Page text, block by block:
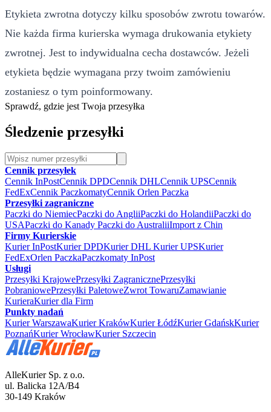
Etykieta zwrotna dotyczy kilku sposobów zwrotu towarów.
Nie każda firma kurierska wymaga drukowania etykiety
zwrotnej. Jest to indywidualna cecha dostawców. Jeżeli
etykieta będzie wymagana przy twoim zamówieniu
zostaniesz o tym poinformowany.
Sprawdź, gdzie jest Twoja przesyłka
Śledzenie przesyłki
Cennik przesyłek
Cennik InPostCennik DPDCennik DHLCennik UPSCennik
FedExCennik PaczkomatyCennik Orlen Paczka
Przesyłki zagraniczne
Paczki do NiemiecPaczki do AngliiPaczki do HolandiiPaczki do
USAPaczki do Kanady Paczki do AustraliiImport z Chin
Firmy Kurierskie
Kurier InPostKurier DPDKurier DHL Kurier UPSKurier
FedExOrlen PaczkaPaczkomaty InPost
Usługi
Przesyłki KrajowePrzesyłki ZagranicznePrzesyłki
PobraniowePrzesyłki PaletoweZwrot TowaruZamawianie
KurieraKurier dla Firm
Punkty nadań
Kurier WarszawaKurier KrakówKurier ŁódźKurier GdańskKurier
PoznańKurier WrocławKurier Szczecin
AlleKurier Sp. z o.o.
ul. Balicka 12A/B4
30-149 Kraków